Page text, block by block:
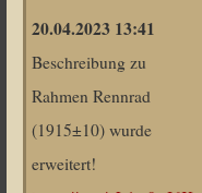
20.04.2023 13:41
Beschreibung zu
Rahmen Rennrad
(1915±10) wurde
erweitert!